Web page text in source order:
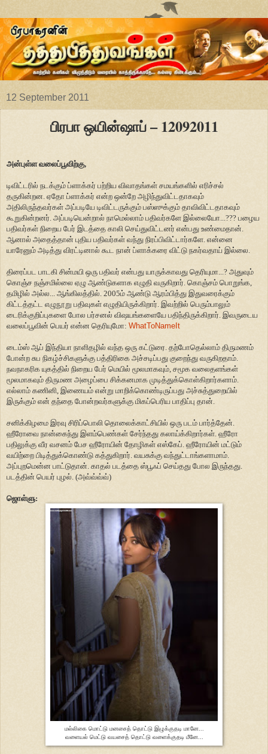
12 September 2011
பிரபா ஒயின்ஷாப் – 12092011
அன்புள்ள வலைப்பூவிற்கு,
டிவிட்டரில் நடக்கும் ப்ளாக்கர் பற்றிய விவாதங்கள் சமயங்களில் எரிச்சல்
தருகின்றன. ஏதோ ப்ளாக்கர் என்ற ஒன்றே அழிந்துவிட்டதாகவும்
அதிலிருந்தவர்கள் அப்படியே டிவிட்டருக்கும் பஸ்ஸுக்கும் தாவிவிட்டதாகவும்
கூறுகின்றனர். அப்படியென்றால் நாமெல்லாம் பதிவர்களே இல்லையோ...??? பழைய
பதிவர்கள் நிறைய பேர் இடத்தை காலி செய்துவிட்டனர் என்பது உண்மைதான்.
ஆனால் அதைத்தான் புதிய பதிவர்கள் வந்து நிரப்பிவிட்டார்களே. என்னை
யாரேனும் அடித்து விரட்டினால் கூட நான் ப்ளாக்கரை விட்டு நகர்வதாய் இல்லை.
திரைப்பட பாடகி சின்மயி ஒரு பதிவர் என்பது யாருக்காவது தெரியுமா...? அதுவும்
கொஞ்ச நஞ்சமில்லை ஏழு ஆண்டுகளாக எழுதி வருகிறார். கொஞ்சம் பொறுங்க,
தமிழில் அல்ல... ஆங்கிலத்தில். 2005ம் ஆண்டு ஆரம்பித்து இதுவரைக்கும்
கிட்டத்தட்ட எழுநூறு பதிவுகள் எழுதியிருக்கிறார். இவற்றில் பெரும்பாலும்
டைரிக்குறிப்புகளை போல பர்சனல் விஷயங்களையே பதிந்திருக்கிறார். இவருடைய
வலைப்பூவின் பெயர் என்ன தெரியுமோ: WhatToNameIt
டைம்ஸ் ஆப் இந்தியா நாளிதழில் வந்த ஒரு கட்டுரை. தற்போதெல்லாம் திருமணம்
போன்ற சுப நிகழ்ச்சிகளுக்கு பத்திரிகை அச்சடிப்பது குறைந்து வருகிறதாம்.
நவநாகரிக யுகத்தில் நிறைய பேர் மெயில் மூலமாகவும், சமூக வலைதளங்கள்
மூலமாகவும் திருமண அழைப்பை சிக்கனமாக முடித்துக்கொள்கிறார்களாம்.
எல்லாம் கணினி, இணையம் என்று மாறிக்கொண்டிருப்பது அச்சுத்துறையில்
இருக்கும் என் தந்தை போன்றவர்களுக்கு மிகப்பெரிய பாதிப்பு தான்.
சனிக்கிழமை இரவு சிரிப்பொலி தொலைக்காட்சியில் ஒரு படம் பார்த்தேன்.
ஹீரோவை நான்கைந்து இளம்பெண்கள் சேர்ந்தது கலாய்க்கிறார்கள். ஹீரோ
பதிலுக்கு வீர வசனம் பேச ஹீரோயின் தோழிகள் எஸ்கேப். ஹீரோயின் மட்டும்
வயிற்றை பிடித்துக்கொண்டு கத்துகிறார். வயசுக்கு வந்துட்டாங்களாமாம்.
அப்புறமென்ன பாட்டுதான். காதல் படத்தை ஸ்பூஃப் செய்தது போல இருந்தது.
படத்தின் பெயர் புழல். (அவ்வ்வ்வ்)
ஜொள்ளு:
மல்லிகை மொட்டு மனசைத் தொட்டு இழுக்குதடி மானே...
வளையல் மெட்டு வயசைத் தொட்டு வளைக்குதடி மீனே...